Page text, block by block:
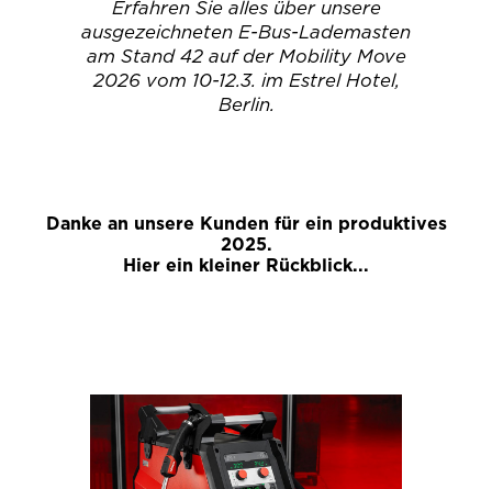
Erfahren Sie alles über unsere
ausgezeichneten E-Bus-Lademasten
am Stand 42 auf der Mobility Move
2026 vom 10-12.3. im Estrel Hotel,
Berlin.
Danke an unsere Kunden für ein produktives
2025.
Hier ein kleiner Rückblick...